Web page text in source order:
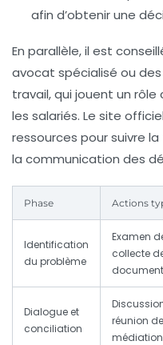
afin d’obtenir une
En parallèle, il est
avocat spécialisé ou des
travail, qui jouent un
les salariés. Le site
ressources pour suivre
la communication des
Phase Actions
Identification
du problème
Examen
collecte
Dialogue et
conciliation
réunion de
médiation